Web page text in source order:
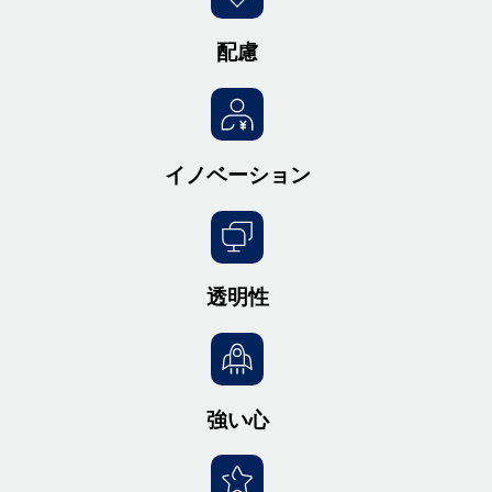
配慮
イノベーション
透明性
強い心